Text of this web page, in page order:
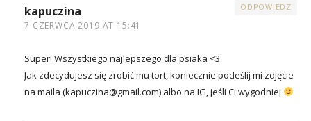
kapuczina
7 CZERWCA 2019 AT 15:41
ODPOWIEDZ
Super! Wszystkiego najlepszego dla psiaka <3
Jak zdecydujesz się zrobić mu tort, koniecznie podeślij mi zdjęcie
na maila (kapuczina@gmail.com) albo na IG, jeśli Ci wygodniej